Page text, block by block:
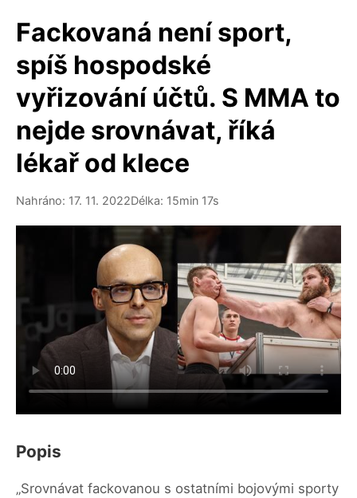
Fackovaná není sport,
spíš hospodské
vyřizování účtů. S MMA to
nejde srovnávat, říká
lékař od klece
Nahráno: 17. 11. 2022Délka: 15min 17s
Popis
„Srovnávat fackovanou s ostatními bojovými sporty